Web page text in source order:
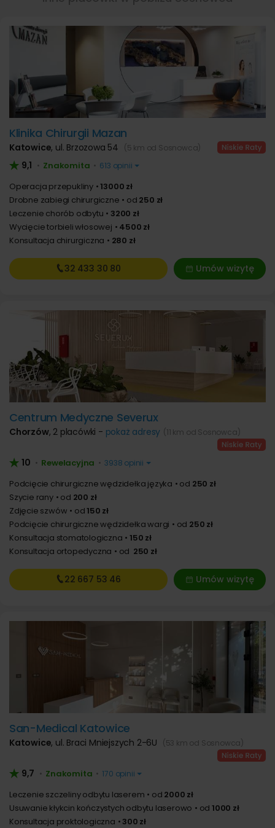
Klinika Chirurgii Mazan
Katowice, ul. Brzozowa 54 (5 km od Sosnowca)
9,1 • Znakomita • 613 opinii
Operacja przepukliny
13000 zł
Drobne zabiegi chirurgiczne
od 250 zł
Leczenie chorób odbytu
3200 zł
Wycięcie torbieli włosowej
4500 zł
Konsultacja chirurgiczna
280 zł
Umów wizytę
32 433 30 80
Centrum Medyczne Severux
Chorzów, 2 placówki - pokaż adresy (11 km od Sosnowca)
10 • Rewelacyjna • 3938 opinii
Podcięcie chirurgiczne wędzidełka języka od 250 zł
Szycie rany
od 200 zł
Zdjęcie szwów
od150 zł
Podcięcie chirurgiczne wędzidełka wargi
od 250 zł
Konsultacja stomatologiczna
150 zł
Konsultacja ortopedyczna
od 250 zł
Umów wizytę
22 667 53 46
San-Medical Katowice
Katowice, ul. Braci Mniejszych 2-6U (53 km od Sosnowca)
9,7 • Znakomita • 170 opinii
Leczenie szczeliny odbytu laserem od 2000 zł
Usuwanie kłykcin kończystych odbytu laserowo
od 1000 zł
Konsultacja proktologiczna
300 zł